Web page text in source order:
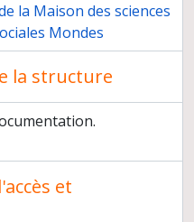
la Maison des sciences
Mondes
la structure
et